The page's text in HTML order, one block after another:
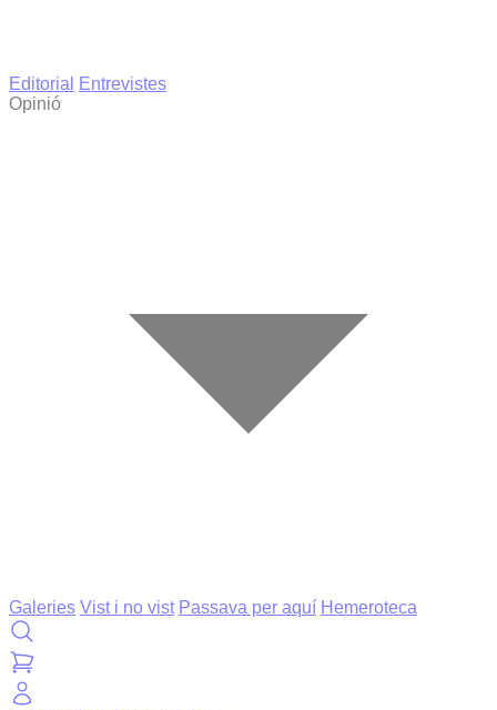
Editorial
Entrevistes
Opinió
Galeries Vist i no vist Passava per aquí Hemeroteca